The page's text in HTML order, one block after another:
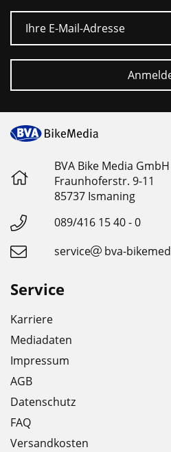
E-Mail
BVA Bike Media GmbH
Fraunhoferstr. 9-11
85737 Ismaning
089/416 15 40 - 0
service
bva-
Service
Karriere
Mediadaten
Impressum
AGB
Datenschutz
FAQ
Versandkosten